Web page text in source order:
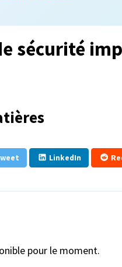
sécurité
LinkedIn
pour le moment.